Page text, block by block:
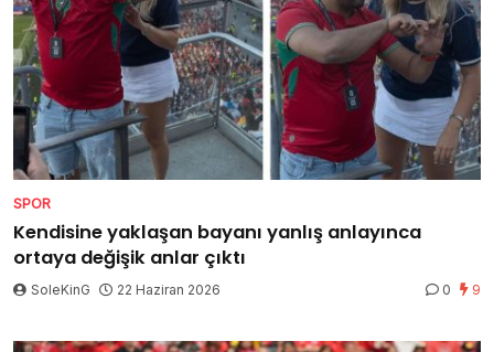
SPOR
Kendisine yaklaşan bayanı yanlış anlayınca
ortaya değişik anlar çıktı
SoleKinG 22 Haziran 2026 0 9